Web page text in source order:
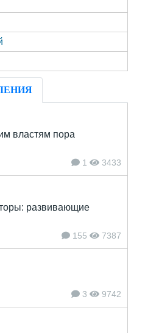
властям пора
1 3433
развивающие
155 7387
3 9742